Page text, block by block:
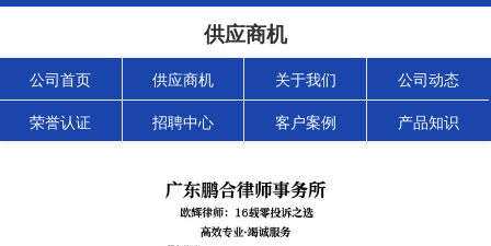
供应商机
公司首页 供应商机 关于我们 公司动态
荣誉认证 招聘中心 客户案例 产品知识